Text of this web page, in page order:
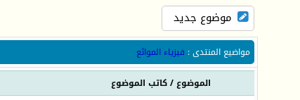
موضوع جديد
مواضيع المنتدى: فيزياء الموائع
الموضوع/كاتب الموضوع